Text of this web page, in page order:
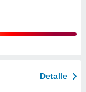
Detalle